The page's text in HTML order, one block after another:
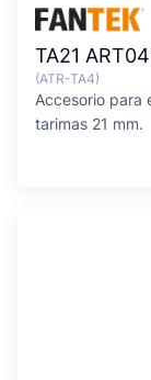
TA21
(ATR-TA4)
Accesorio para
tarimas 21 mm.